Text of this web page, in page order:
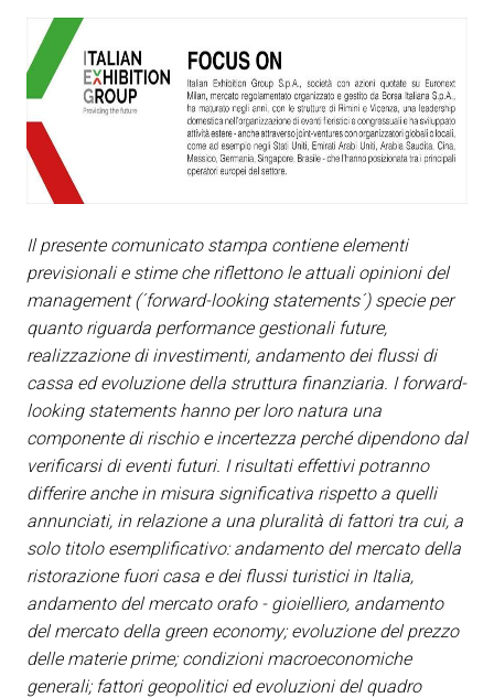
Il presente comunicato stampa contiene elementi
previsionali e stime che riflettono le attuali opinioni del
management (´forward-looking statements´) specie per
quanto riguarda performance gestionali future,
realizzazione di investimenti, andamento dei flussi di
cassa ed evoluzione della struttura finanziaria. I forward-
looking statements hanno per loro natura una
componente di rischio e incertezza perché dipendono dal
verificarsi di eventi futuri. I risultati effettivi potranno
differire anche in misura significativa rispetto a quelli
annunciati, in relazione a una pluralità di fattori tra cui, a
solo titolo esemplificativo: andamento del mercato della
ristorazione fuori casa e dei flussi turistici in Italia,
andamento del mercato orafo - gioielliero, andamento
del mercato della green economy; evoluzione del prezzo
delle materie prime; condizioni macroeconomiche
generali; fattori geopolitici ed evoluzioni del quadro